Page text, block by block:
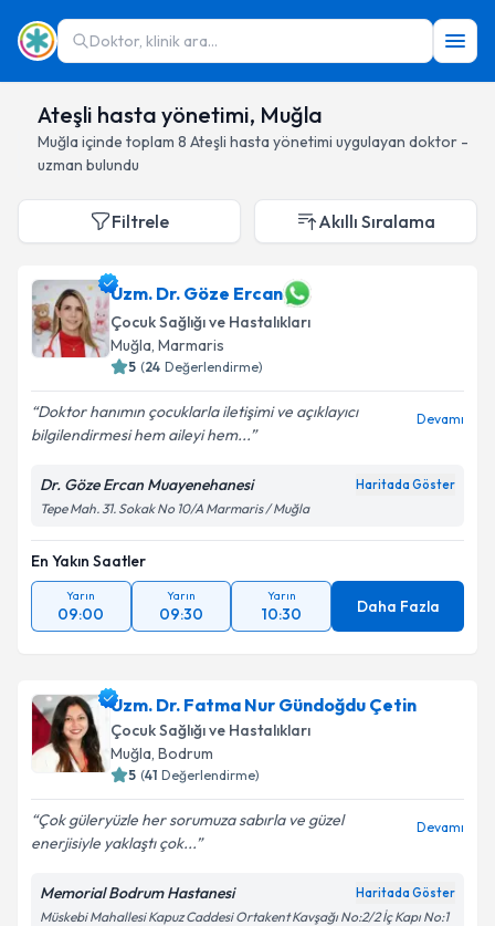
Doktor, klinik ara...
Ateşli hasta yönetimi, Muğla
Muğla içinde toplam 8 Ateşli hasta yönetimi uygulayan doktor -
uzman bulundu
Filtrele Akıllı Sıralama
Uzm. Dr. Göze Ercan
Çocuk Sağlığı ve Hastalıkları
Muğla, Marmaris
5 (24 Değerlendirme)
Doktor hanımın çocuklarla iletişimi ve açıklayıcı
bilgilendirmesi hem aileyi hem...
Devamı
Dr. Göze Ercan Muayenehanesi Haritada Göster
Tepe Mah. 31. Sokak No 10/A Marmaris / Muğla
En Yakın Saatler
Yarın
09:00
Yarın
09:30
Yarın
10:30 Daha Fazla
Uzm. Dr. Fatma Nur Gündoğdu Çetin
Çocuk Sağlığı ve Hastalıkları
Muğla, Bodrum
5 (41 Değerlendirme)
Çok güleryüzle her sorumuza sabırla ve güzel
enerjisiyle yaklaştı çok...
Devamı
Memorial Bodrum Hastanesi Haritada Göster
Müskebi Mahallesi Kapuz Caddesi Ortakent Kavşağı No:2/2 İç Kapı No:1